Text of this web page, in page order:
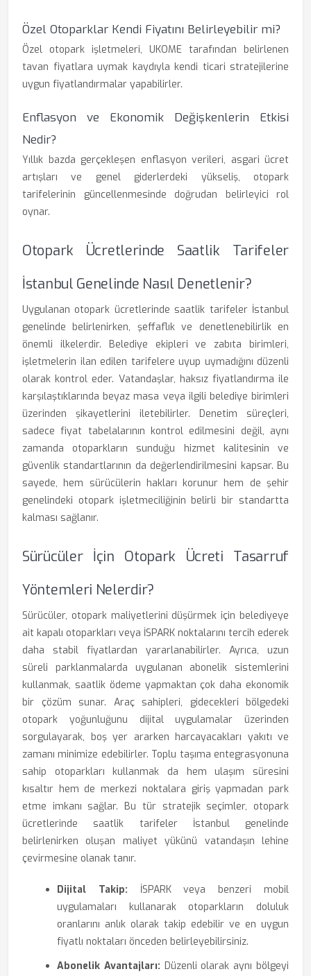
Özel Otoparklar Kendi Fiyatını Belirleyebilir mi?
Özel otopark işletmeleri, UKOME tarafından belirlenen
tavan fiyatlara uymak kaydıyla kendi ticari stratejilerine
uygun fiyatlandırmalar yapabilirler.
Enflasyon ve Ekonomik Değişkenlerin Etkisi
Nedir?
Yıllık bazda gerçekleşen enflasyon verileri, asgari ücret
artışları ve genel giderlerdeki yükseliş, otopark
tarifelerinin güncellenmesinde doğrudan belirleyici rol
oynar.
Otopark Ücretlerinde Saatlik Tarifeler
İstanbul Genelinde Nasıl Denetlenir?
Uygulanan otopark ücretlerinde saatlik tarifeler İstanbul
genelinde belirlenirken, şeffaflık ve denetlenebilirlik en
önemli ilkelerdir. Belediye ekipleri ve zabıta birimleri,
işletmelerin ilan edilen tarifelere uyup uymadığını düzenli
olarak kontrol eder. Vatandaşlar, haksız fiyatlandırma ile
karşılaştıklarında beyaz masa veya ilgili belediye birimleri
üzerinden şikayetlerini iletebilirler. Denetim süreçleri,
sadece fiyat tabelalarının kontrol edilmesini değil, aynı
zamanda otoparkların sunduğu hizmet kalitesinin ve
güvenlik standartlarının da değerlendirilmesini kapsar. Bu
sayede, hem sürücülerin hakları korunur hem de şehir
genelindeki otopark işletmeciliğinin belirli bir standartta
kalması sağlanır.
Sürücüler İçin Otopark Ücreti Tasarruf
Yöntemleri Nelerdir?
Sürücüler, otopark maliyetlerini düşürmek için belediyeye
ait kapalı otoparkları veya İSPARK noktalarını tercih ederek
daha stabil fiyatlardan yararlanabilirler. Ayrıca, uzun
süreli parklanmalarda uygulanan abonelik sistemlerini
kullanmak, saatlik ödeme yapmaktan çok daha ekonomik
bir çözüm sunar. Araç sahipleri, gidecekleri bölgedeki
otopark yoğunluğunu dijital uygulamalar üzerinden
sorgulayarak, boş yer ararken harcayacakları yakıtı ve
zamanı minimize edebilirler. Toplu taşıma entegrasyonuna
sahip otoparkları kullanmak da hem ulaşım süresini
kısaltır hem de merkezi noktalara giriş yapmadan park
etme imkanı sağlar. Bu tür stratejik seçimler, otopark
ücretlerinde saatlik tarifeler İstanbul genelinde
belirlenirken oluşan maliyet yükünü vatandaşın lehine
çevirmesine olanak tanır.
Dijital Takip: İSPARK veya benzeri mobil
uygulamaları kullanarak otoparkların doluluk
oranlarını anlık olarak takip edebilir ve en uygun
fiyatlı noktaları önceden belirleyebilirsiniz.
Abonelik Avantajları: Düzenli olarak aynı bölgeyi